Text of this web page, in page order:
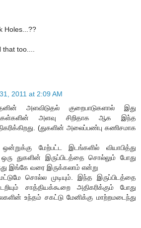
Holes...??
too....
2011 at 2:09 AM
அளவிடுதல் குறைபாடுகளால் இது
அளவு சிறிதாக ஆக இந்த
(துகளின் அலைப்பண்பு கணிசமாக
மேற்பட்ட இடங்களில் வியாபித்து
துகளின் இருப்பிடத்தை சொல்லும் போது
இங்கே வரை இருக்கலாம் என்று
சொல்ல முடியும். இந்த இருப்பிடத்தை
சாத்தியக்கூறை அதிகரிக்கும் போது
உந்தம் சகட்டு மேனிக்கு மாற்றமடைந்து